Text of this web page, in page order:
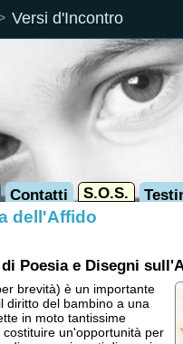
e Disegni sull'Affido
un importante
a una
tantissime
per
di poesia e